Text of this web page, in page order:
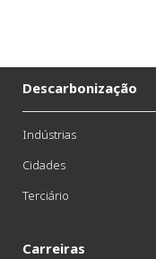
Descarbonização
Indústrias
Cidades
Terciário
Carreiras